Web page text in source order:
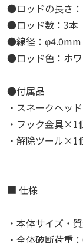
●ロッドの長さ
●ロッド数：3本
●線径：φ4.0mm
●ロッド色：ホ
●付属品
・スネークヘッ
・フック金具×1
・解除ツール×1
■ 仕様
・本体サイズ
・全体破断荷重